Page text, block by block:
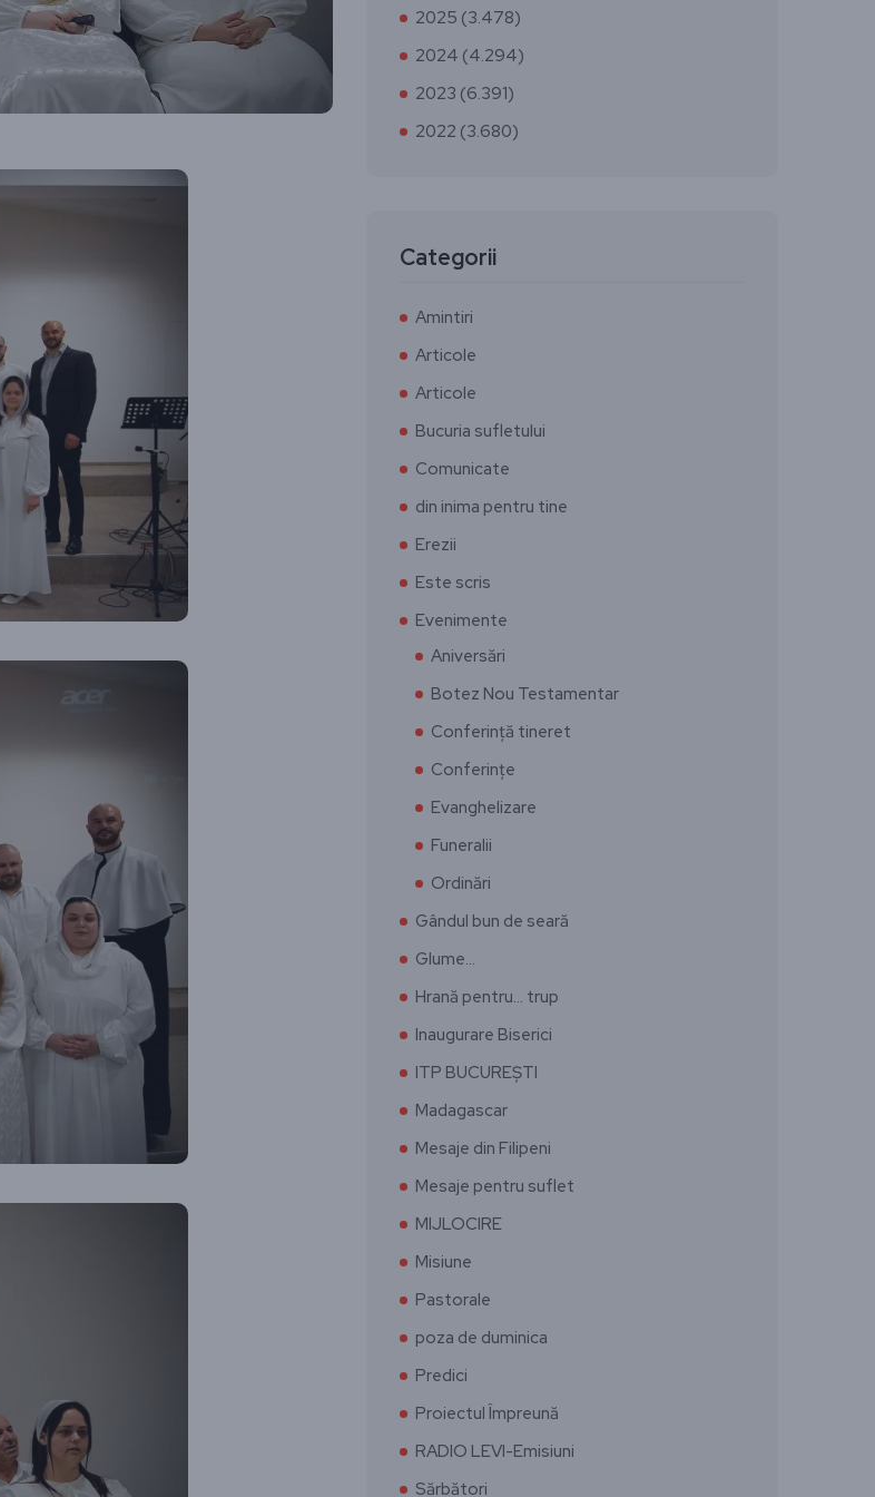
2025 (3.478)
2024 (4.294)
2023 (6.391)
2022 (3.680)
Categorii
Amintiri
Articole
Articole
Bucuria sufletului
Comunicate
din inima pentru tine
Erezii
Este scris
Evenimente
Aniversări
Botez Nou Testamentar
Conferință tineret
Conferințe
Evanghelizare
Funeralii
Ordinări
Gândul bun de seară
Glume…
Hrană pentru… trup
Inaugurare Biserici
ITP BUCUREȘTI
Madagascar
Mesaje din Filipeni
Mesaje pentru suflet
MIJLOCIRE
Misiune
Pastorale
poza de duminica
Predici
Proiectul Împreună
RADIO LEVI-Emisiuni
Sărbători